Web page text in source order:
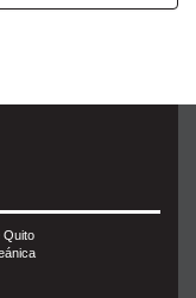
Quito